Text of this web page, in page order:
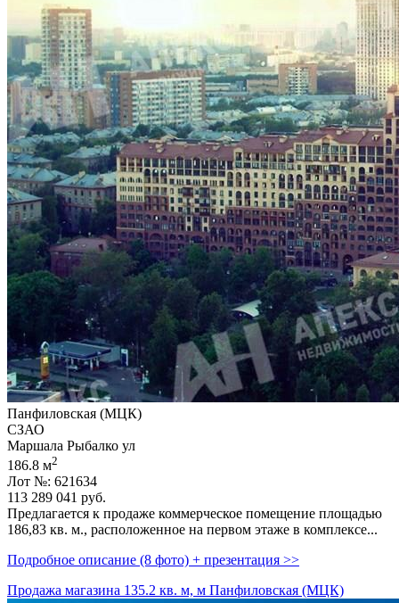
Панфиловская (МЦК)
СЗАО
Маршала Рыбалко ул
186.8 м2
Лот №: 621634
113 289 041 руб.
Предлагается к продаже коммерческое помещение площадью
186,­83 кв. м.,­ расположенное на первом этаже в комплексе...
Подробное описание (8 фото) + презентация >>
Продажа магазина 135.2 кв. м, м Панфиловская (МЦК)